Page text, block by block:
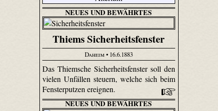
NEUES UND BEWÄHRTES
Thiems Sicherheitsfenster
Daheim• 16.6.1883
Das Thiemsche Sicherheitsfenster soll den
vielen Unfällen steuern, welche sich beim
Fensterputzen ereignen.
NEUES UND BEWÄHRTES